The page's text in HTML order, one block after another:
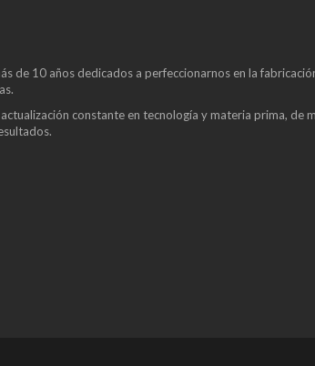
de 10 años dedicados a perfeccionarnos en la
constante en tecnología y materia prima, de